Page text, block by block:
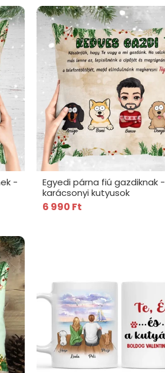
-
Egyedi párna fiú gazdiknak -
karácsonyi kutyusok
6 990 Ft